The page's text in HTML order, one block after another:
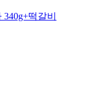
340g+떡갈비